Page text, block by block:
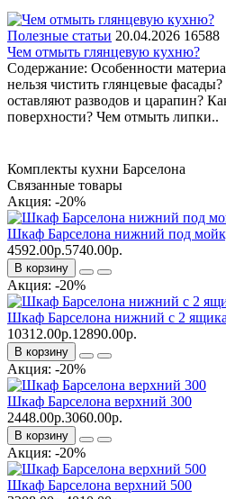
Полезные статьи 20.04.2026 16588
Чем отмыть глянцевую кухню?
Содержание: Особенности
нельзя чистить глянцевые
оставляют разводов и царапин?
поверхности? Чем отмыть липки..
Комплекты кухни Барселона
Связанные товары
Акция: -20%
Шкаф Барселона нижний под
4592.00р.5740.00р.
В корзину
Акция: -20%
Шкаф Барселона нижний с 2
10312.00р.12890.00р.
В корзину
Акция: -20%
Шкаф Барселона верхний 300
2448.00р.3060.00р.
В корзину
Акция: -20%
Шкаф Барселона верхний 500